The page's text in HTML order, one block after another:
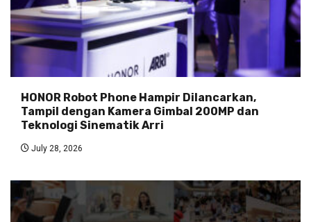
HONOR Robot Phone Hampir Dilancarkan,
Tampil dengan Kamera Gimbal 200MP dan
Teknologi Sinematik Arri
July 28, 2026